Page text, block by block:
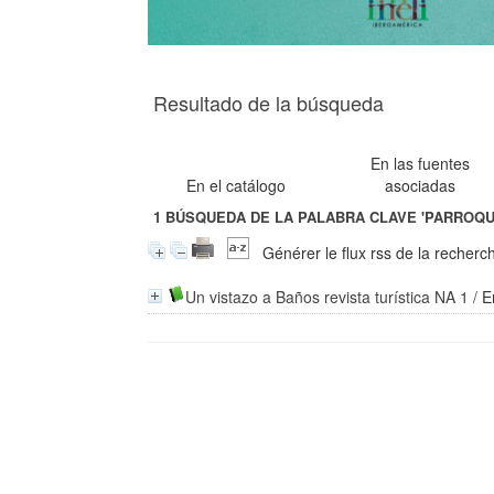
Resultado de la búsqueda
En el catálogo
En las fuentes
asociadas
1 BÚSQUEDA DE LA PALABRA CLAVE
Générer le flux rss de la
Un vistazo a Baños revista turística NA 1 /